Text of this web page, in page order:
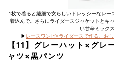
1枚で着ると繊細で女らしいドレッシーなレ
着込んで。さらにライダースジャケットとキ
い甘辛ミック
▶︎ レースワンピ×ライダースで作る、お
【11】グレーハット×グ
ャツ×黒パンツ